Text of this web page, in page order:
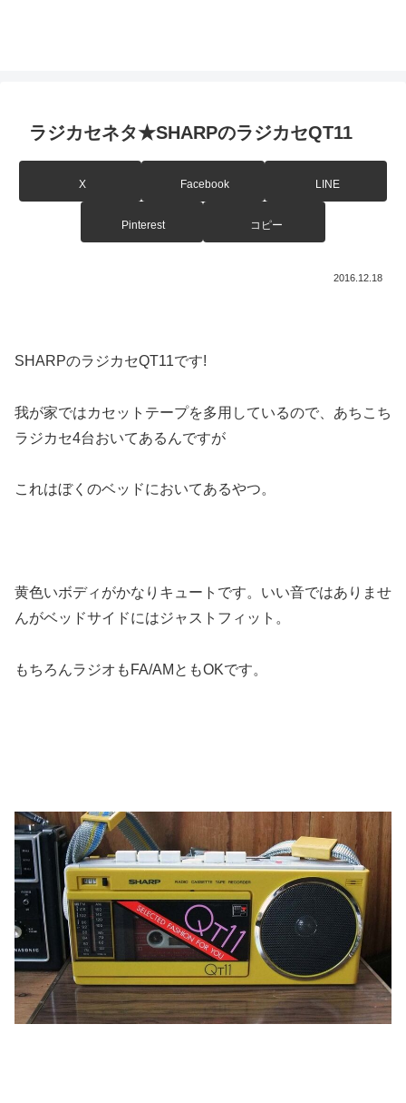
ラジカセネタ★SHARPのラジカセQT11
X Facebook LINE
Pinterest コピー
2016.12.18
SHARPのラジカセQT11です!
我が家ではカセットテープを多用しているので、あちこち
ラジカセ4台おいてあるんですが
これはぼくのベッドにおいてあるやつ。
黄色いボディがかなりキュートです。いい音ではありませ
んがベッドサイドにはジャストフィット。
もちろんラジオもFA/AMともOKです。